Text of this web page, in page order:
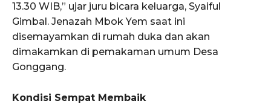
13.30 WIB,” ujar juru bicara keluarga, Syaiful
Gimbal. Jenazah Mbok Yem saat ini
disemayamkan di rumah duka dan akan
dimakamkan di pemakaman umum Desa
Gonggang.
Kondisi Sempat Membaik